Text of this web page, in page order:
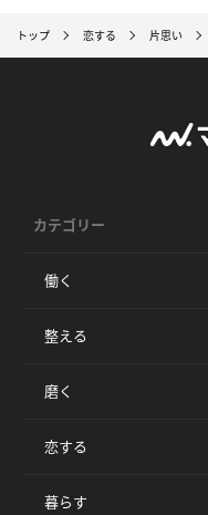
トップ 恋する 片思い
カテゴリー
働く
整える
磨く
恋する
暮らす